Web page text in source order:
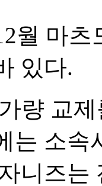
월 마
있다.
량 교
는 소속
니즈는